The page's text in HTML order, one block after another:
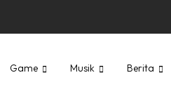
Game Musik Berita